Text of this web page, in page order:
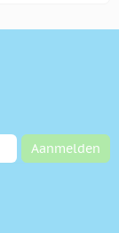
Aanmelden